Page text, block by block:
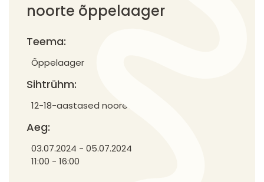
noorte õppelaager
Teema:
Õppelaager
Sihtrühm:
12-18-aastased noored
Aeg:
03.07.2024 - 05.07.2024
11:00 - 16:00